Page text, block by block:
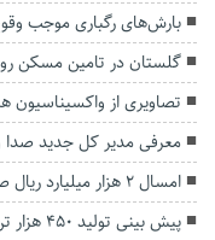
بارش‌های رگباری موجب
گلستان در تامین مسکن
تصاویری از واکسیناسیون
معرفی مدیر کل جدید
امسال ۲ هزار میلیارد ریال صرف آسفالت معابر گنبدکاووس می‌شود
پیش بینی تولید ۴۵۰ هزار تن گندم در گلستان